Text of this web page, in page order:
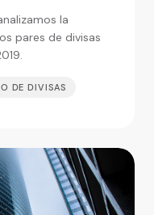
la
pares de divisas
DE DIVISAS